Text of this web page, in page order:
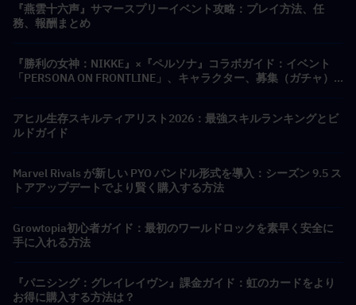
『燕雲十六声』サマースプリーイベント攻略：プレイ方法、任
務、報酬まとめ
『勝利の女神：NIKKE』×『ペルソナ』コラボガイド：イベント
「PERSONA ON FRONTLINE」、キャラクター、募集（ガチャ）
アヒル生存スキルティアリスト2026：最強スキルランキングとビ
ルドガイド
Marvel Rivals が新しい PYO バンドル形式を導入：シーズン 9.5 ス
トアアップデートでより賢く購入する方法
Growtopia初心者ガイド：最初のワールドロックを素早く安全に
手に入れる方法
『パニシング：グレイレイヴン』課金ガイド：虹のカードをより
お得に購入する方法は？